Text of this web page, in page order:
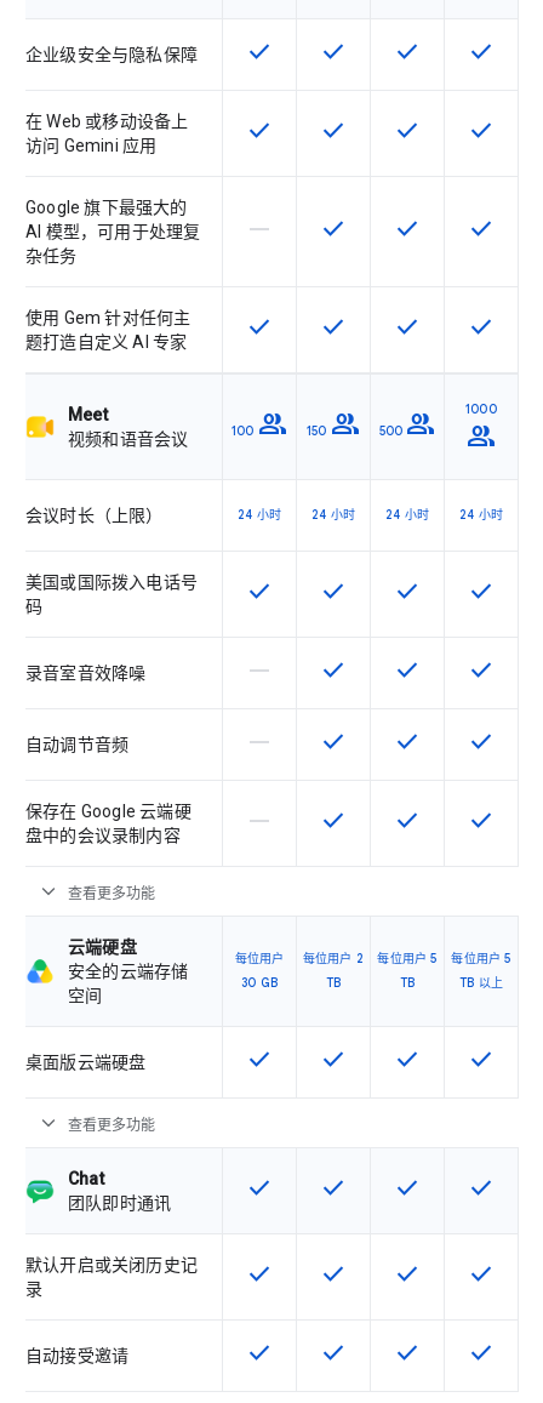
企业级安全与隐私保障 该 SKU 提供此功能
check 该 SKU 提供此功能
check 该 SKU 提供此功
check 该 SKU
check
在 Web 或移动设备上
访问 Gemini 应用
该 SKU 提供此功能
check 该 SKU 提供此功能
check 该 SKU 提供此功
check 该 SKU
check
Google 旗下最强大的
AI 模型，可用于处理复
杂任务
该 SKU 不支持此功能
horizontal_rule 该 SKU 提供此功能
check 该 SKU 提供此功
check 该 SKU
check
使用 Gem 针对任何主
题打造自定义 AI 专家
该 SKU 提供此功能
check 该 SKU 提供此功能
check 该 SKU 提供此功
check 该 SKU
check
Meet
视频和语音会议
100 group 150 group 500 group 1000
group
会议时长（上限） 24 小时 24 小时 24 小时 24 小时
美国或国际拨入电话号
码
该 SKU 提供此功能
check 该 SKU 提供此功能
check 该 SKU 提供此功
check 该 SKU
check
录音室音效降噪 该 SKU 不支持此功能
horizontal_rule 该 SKU 提供此功能
check 该 SKU 提供此功
check 该 SKU
check
自动调节音频 该 SKU 不支持此功能
horizontal_rule 该 SKU 提供此功能
check 该 SKU 提供此功
check 该 SKU
check
保存在 Google 云端硬
盘中的会议录制内容
该 SKU 不支持此功能
horizontal_rule 该 SKU 提供此功能
check 该 SKU 提供此功
check 该 SKU
check
expand_more 查看更多功能
云端硬盘
安全的云端存储
空间
每位用户
30 GB
每位用户 2
TB
每位用户 5
TB
每位用户 5
TB 以上
桌面版云端硬盘 该 SKU 提供此功能
check 该 SKU 提供此功能
check 该 SKU 提供此功
check 该 SKU
check
expand_more 查看更多功能
Chat
团队即时通讯
该 SKU 提供此功能
check 该 SKU 提供此功能
check 该 SKU 提供此功
check 该 SKU
check
默认开启或关闭历史记
录
该 SKU 提供此功能
check 该 SKU 提供此功能
check 该 SKU 提供此功
check 该 SKU
check
自动接受邀请 该 SKU 提供此功能
check 该 SKU 提供此功能
check 该 SKU 提供此功
check 该 SKU
check